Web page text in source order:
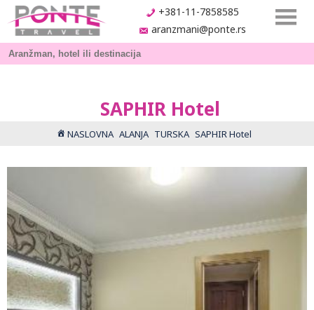
+381-11-7858585
aranzmani@ponte.rs
SAPHIR Hotel
NASLOVNA ALANJA TURSKA SAPHIR Hotel